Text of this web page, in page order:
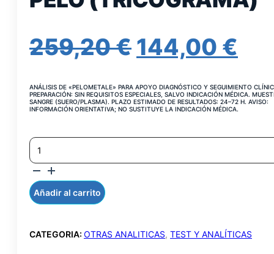
259,20€ EL
ORIGINAL
259,20 €.
144,00 €
ANÁLISIS DE «PELOMETALE» PARA APOYO DIAGNÓSTICO Y SEGUIMIENTO
PREPARACIÓN: SIN REQUISITOS ESPECIALES, SALVO INDICACIÓN MÉDICA.
SANGRE (SUERO/PLASMA). PLAZO ESTIMADO DE RESULTADOS: 24–72 H. AVISO:
INFORMACIÓN ORIENTATIVA; NO SUSTITUYE LA INDICACIÓN MÉDICA.
METALES
PESADOS
EN
PELO
(TRICOGRAMA)
CANTIDAD
Añadir al carrito
CATEGORIA: OTRAS ANALITICAS, TEST Y ANALÍTICAS